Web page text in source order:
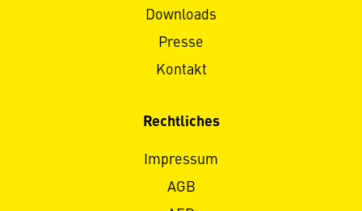
Downloads
Presse
Kontakt
Rechtliches
Impressum
AGB